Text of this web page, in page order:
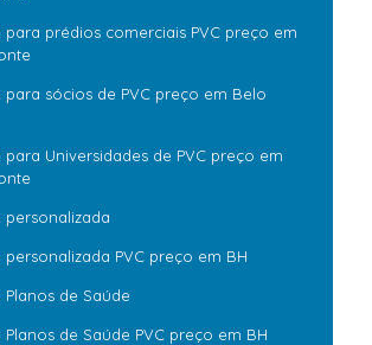
para prédios comerciais PVC preço em
para sócios de PVC preço em Belo
para Universidades de PVC preço em
personalizada
personalizada PVC preço em BH
Planos de Saúde
Planos de Saúde PVC preço em BH